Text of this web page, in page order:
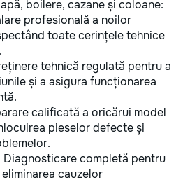
boilere, cazane și coloane:
profesională a noilor
toate cerințele tehnice
tehnică regulată pentru a
și a asigura funcționarea
calificată a oricărui model
pieselor defecte și
Diagnosticare completă pentru
cauzelor